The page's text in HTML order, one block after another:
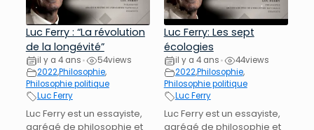
Luc Ferry : “La révolution
de la longévité”
il y a 4 ans • 54views
2022,Philosophie,
Philosophie politique
Luc Ferry
Luc Ferry est un essayiste,
agrégé de philosophie et
Luc Ferry: Les sept
écologies
il y a 4 ans • 44views
2022,Philosophie,
Philosophie politique
Luc Ferry
Luc Ferry est un essayiste,
agrégé de philosophie et